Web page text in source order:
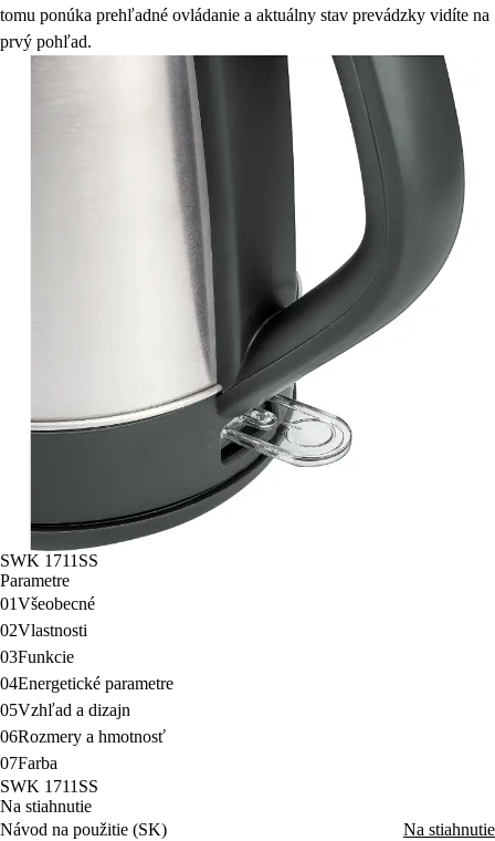
tomu ponúka prehľadné ovládanie a aktuálny stav prevádzky vidíte na
prvý pohľad.
SWK 1711SS
Parametre
01Všeobecné
02Vlastnosti
03Funkcie
04Energetické parametre
05Vzhľad a dizajn
06Rozmery a hmotnosť
07Farba
SWK 1711SS
Na stiahnutie
Návod na použitie (SK)
Na stiahnutie